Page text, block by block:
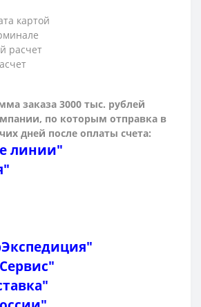
картой
расчет
заказа 3000 тыс. рублей
по которым отправка в
дней после оплаты счета:
линии"